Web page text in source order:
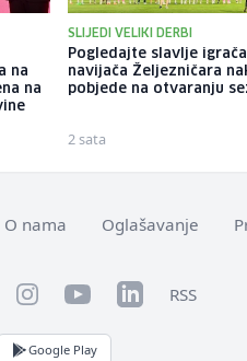
na
na
SLIJEDI VELIKI DERBI
Pogledajte slavlje
navijača Željezničara
pobjede na otvaranju
2 sata
O nama Oglašavanje
InstagramYouTubeLinkedInRSS
Google Play